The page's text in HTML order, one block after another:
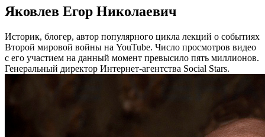
Яковлев Егор Николаевич
Историк, блогер, автор популярного цикла лекций о событиях
Второй мировой войны на YouTube. Число просмотров видео
с его участием на данный момент превысило пять миллионов.
Генеральный директор Интернет-агентства Social Stars.